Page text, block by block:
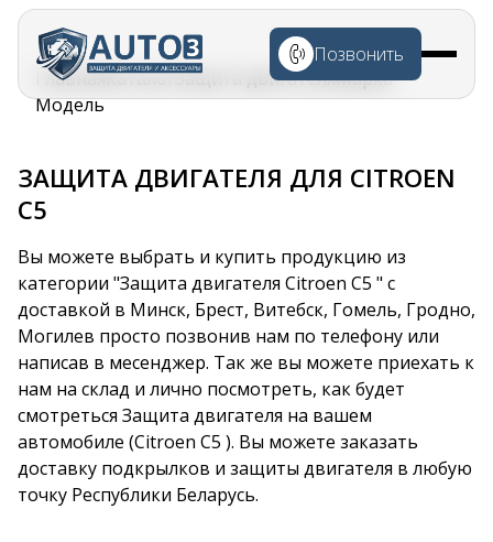
Перейти к
основному
содержанию
Позвонить
Строка
навигации
ГлавнаяКаталогЗащита двигателяМарка
Модель
ЗАЩИТА ДВИГАТЕЛЯ ДЛЯ CITROEN
C5
Вы можете выбрать и купить продукцию из
категории "Защита двигателя Citroen C5 " с
доставкой в Минск, Брест, Витебск, Гомель, Гродно,
Могилев просто позвонив нам по телефону или
написав в месенджер. Так же вы можете приехать к
нам на склад и лично посмотреть, как будет
смотреться Защита двигателя на вашем
автомобиле (Citroen C5 ). Вы можете заказать
доставку подкрылков и защиты двигателя в любую
точку Республики Беларусь.